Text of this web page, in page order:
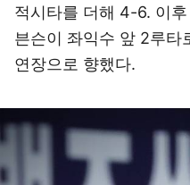
적시타를 더해 4-6. 이
븐슨이 좌익수 앞 2루타
연장으로 향했다.